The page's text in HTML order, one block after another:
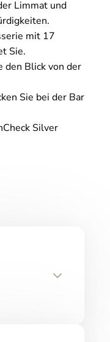
Limmat und
mit 17
Sie.
den Blick von der
Sie bei der Bar
Silver